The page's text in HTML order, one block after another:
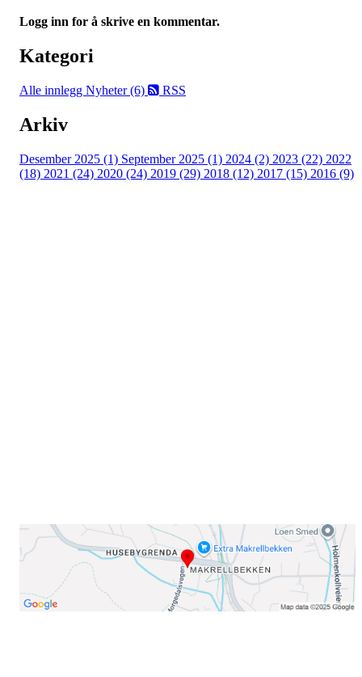
Logg inn for å skrive en kommentar.
Kategori
Alle innlegg Nyheter (6) RSS
Arkiv
Desember 2025 (1) September 2025 (1) 2024 (2) 2023 (22) 2022
(18) 2021 (24) 2020 (24) 2019 (29) 2018 (12) 2017 (15) 2016 (9)